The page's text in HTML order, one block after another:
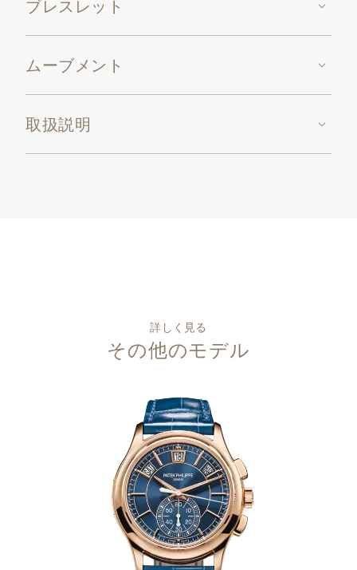
ブレスレット
ムーブメント
取扱説明
詳しく見る
その他のモデル